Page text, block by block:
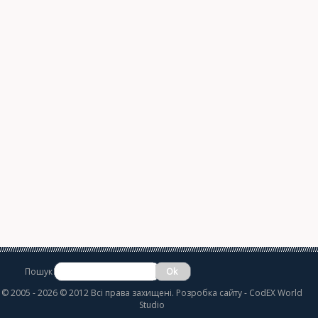
Пошук
©2005 - 2026 © 2012 Всі права захищені. Розробка сайту- CodEX World
Studio